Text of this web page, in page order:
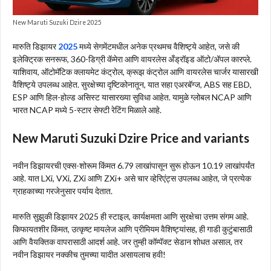
New Maruti Suzuki Dzire 2025
मारुति डिझायर2025मध्ये सेगमेंटमधील अनेक प्रथमच वैशिष्ट्ये आहेत, जसे की
इलेक्ट्रिक सनरूफ, 360-डिग्री कॅमेरा आणि वायरलेस अँड्रॉइड ऑटो/अ‍ॅपल कारप्ले.
याशिवाय, ऑटोमॅटिक क्लायमेट कंट्रोल, क्रूझ कंट्रोल आणि वायरलेस चार्जर यासारखी
वैशिष्ट्ये उपलब्ध आहेत. सुरक्षेच्या दृष्टिकोनातून, यात सहा एअरबॅग्ज, ABS सह EBD,
ESP आणि हिल-होल्ड असिस्ट यासारख्या सुविधा आहेत. यामुळे ग्लोबल NCAP आणि
भारत NCAP मध्ये 5-स्टार सेफ्टी रेटिंग मिळाले आहे.
New Maruti Suzuki Dzire Price and variants
नवीन डिझायरची एक्स-शोरूम किंमत 6.79 लाखांपासून सुरू होऊन 10.19 लाखांपर्यंत
आहे. यात LXi, VXi, ZXi आणि ZXi+ असे चार व्हेरिएंट्स उपलब्ध आहेत, जे प्रत्येक
ग्राहकाच्या गरजेनुसार पर्याय देतात.
मारुति सुझुकी डिझायर 2025 ही स्टाइल, कार्यक्षमता आणि सुरक्षेचा उत्तम संगम आहे.
किफायतशीर किंमत, उत्कृष्ट मायलेज आणि प्रीमियम वैशिष्ट्यांसह, ही गाडी कुटुंबासाठी
आणि वैयक्तिक वापरासाठी आदर्श आहे. जर तुम्ही कॉम्पॅक्ट सेडान शोधत असाल, तर
नवीन डिझायर नक्कीच तुमच्या यादीत असायलाच हवी!